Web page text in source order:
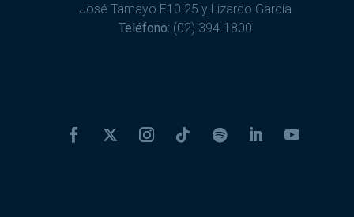
José Tamayo E10 25 y Lizardo García
Teléfono: (02) 394-1800